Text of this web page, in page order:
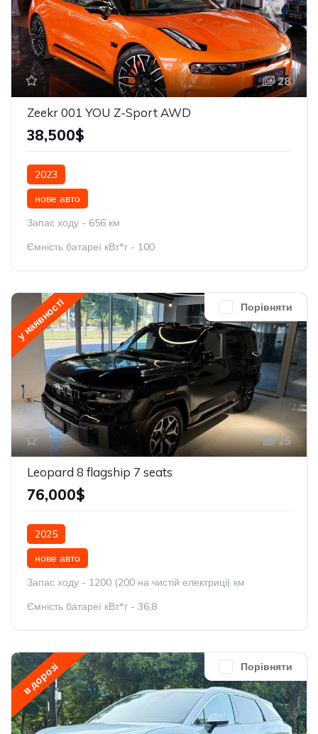
28
Zeekr 001 YOU Z-Sport AWD
38,500$
2023
нове авто
Запас ходу - 656 км
Ємність батареї кВт*г - 100
Порівняти
у наявності
25
Leopard 8 flagship 7 seats
76,000$
2025
нове авто
Запас ходу - 1200 (200 на чистій електриці) км
Ємність батареї кВт*г - 36,8
Порівняти
в дорозі